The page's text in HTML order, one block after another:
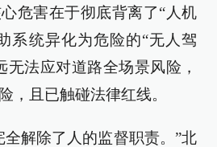
危害在于彻底背离了“人机
系统异化为危险的“无人驾
无法应对道路全场景风险，
，且已触碰法律红线。
全解除了人的监督职责。”北